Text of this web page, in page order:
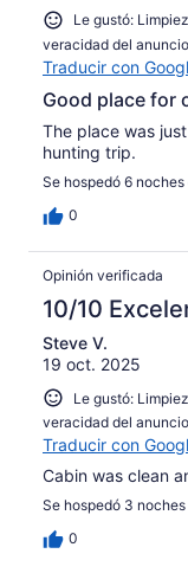
Le gustó:
veracidad del anuncio
Traducir con
Good place for
The place was
hunting trip.
Se hospedó 6
0
Opinión verificada
10/10
Steve V.
19 oct. 2025
Le gustó:
veracidad del anuncio
Traducir con
Cabin was clean
Se hospedó 3
0